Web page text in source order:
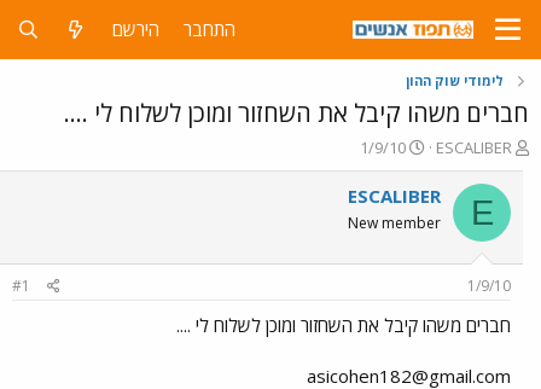
התחבר הירשם
לימודי שוק ההון
חברים משהו קיבל את השחזור ומוכן לשלוח לי ....
פ
ו
ת
ח
ה
ו
ש
א
ESCALIBER
פ
ו
ר
ם
ר
1/9/10
E
ESCALIBER
New member
1/9/10
#1
חברים משהו קיבל את השחזור ומוכן לשלוח לי ....
asicohen182@gmail.com